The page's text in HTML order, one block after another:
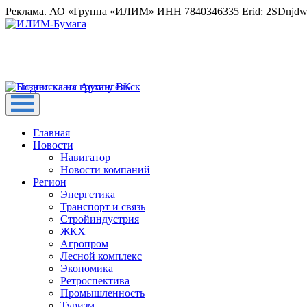
Реклама. АО «Группа «ИЛИМ» ИНН 7840346335 Erid:
Главная
Новости
Навигатор
Новости компаний
Регион
Энергетика
Транспорт и связь
Стройиндустрия
ЖКХ
Агропром
Лесной комплекс
Экономика
Ретроспектива
Промышленность